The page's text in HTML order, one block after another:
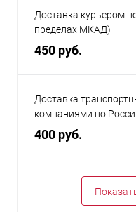
Доставка курьером
пределах МКАД)
450 руб.
Доставка
компаниями по
400 руб.